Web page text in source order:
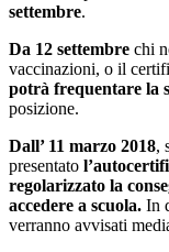
settembre.
Da 12 settembre chi
vaccinazioni, o il
potrà frequentare la
posizione.
Dall’ 11 marzo 2018,
presentato
regolarizzato la
accedere a scuola. In
verranno avvisati